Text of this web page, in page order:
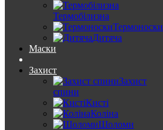
Термобілизна
Термоноски
Дитяча
Маски
Захист
Захист
спини
Кисті
Коліна
Шоломи